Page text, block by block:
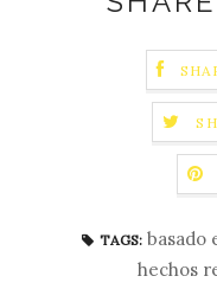
TAGS: basado
hechos